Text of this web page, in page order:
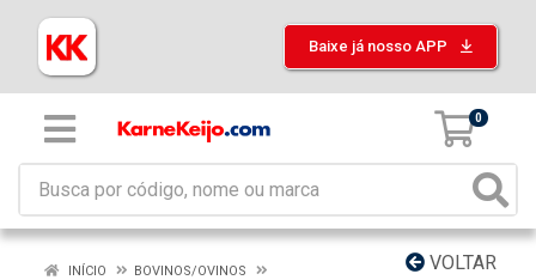
Baixe já nosso APP
0
VOLTAR
INÍCIO
BOVINOS/OVINOS